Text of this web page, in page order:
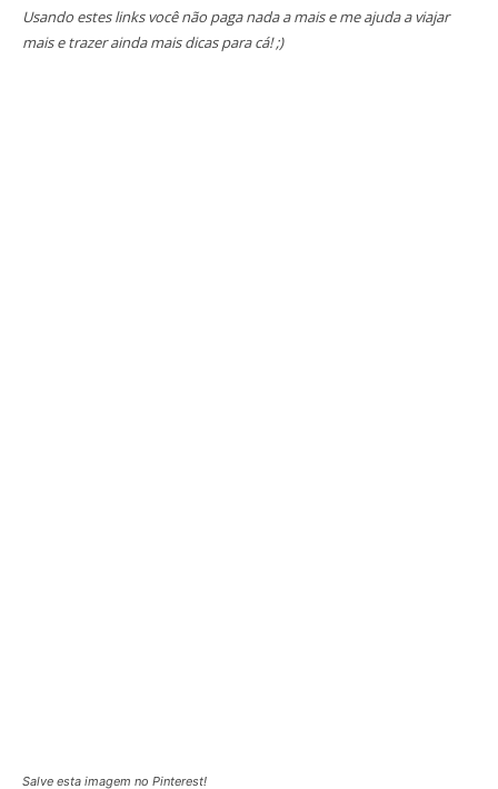
Usando estes links você não paga nada a mais e me ajuda a viajar
mais e trazer ainda mais dicas para cá! ;)
Salve esta imagem no Pinterest!